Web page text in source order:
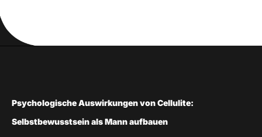
Psychologische Auswirkungen von Cellulite:
Selbstbewusstsein als Mann aufbauen